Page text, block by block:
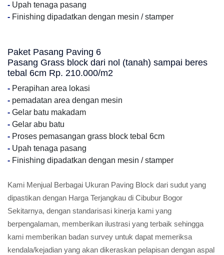
- Upah tenaga pasang
- Finishing dipadatkan dengan mesin / stamper
Paket Pasang Paving 6
Pasang Grass block dari nol (tanah) sampai beres
tebal 6cm Rp. 210.000/m2
- Perapihan area lokasi
- pemadatan area dengan mesin
- Gelar batu makadam
- Gelar abu batu
- Proses pemasangan grass block tebal 6cm
- Upah tenaga pasang
- Finishing dipadatkan dengan mesin / stamper
Kami Menjual Berbagai Ukuran Paving Block dari sudut yang
dipastikan dengan Harga Terjangkau di Cibubur Bogor
Sekitarnya, dengan standarisasi kinerja kami yang
berpengalaman, memberikan ilustrasi yang terbaik sehingga
kami memberikan badan survey untuk dapat memeriksa
kendala/kejadian yang akan dikeraskan pelapisan dengan aspal